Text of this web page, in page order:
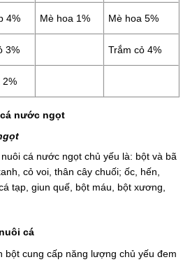
4% Mè hoa 1% Mè hoa 5%
3% Trắm cỏ 4%
2%
nước ngọt
cá nước ngọt chủ yếu là: bột và bã
cỏ voi, thân cây chuối; ốc, hến,
tạp, giun quế, bột máu, bột xương,
cá
bột cung cấp năng lượng chủ yếu đem